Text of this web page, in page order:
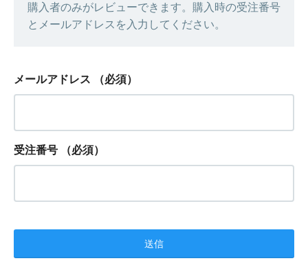
購入者のみがレビューできます。購入時の受注番号
とメールアドレスを入力してください。
メールアドレス （必須）
受注番号 （必須）